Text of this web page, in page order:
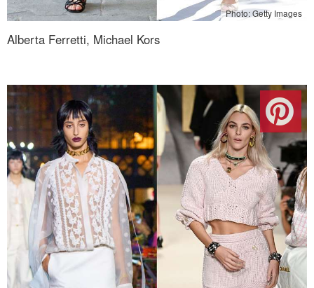
Photo: Getty Images
Alberta Ferretti, Michael Kors